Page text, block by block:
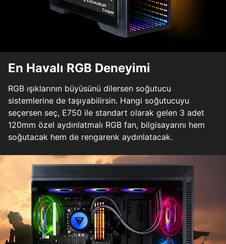
En Havalı RGB Deneyimi
RGB ışıklarının büyüsünü dilersen soğutucu
sistemlerine de taşıyabilirsin. Hangi soğutucuyu
seçersen seç, E750 ile standart olarak gelen 3 adet
120mm özel aydınlatmalı RGB fan, bilgisayarını hem
soğutacak hem de rengarenk aydınlatacak.